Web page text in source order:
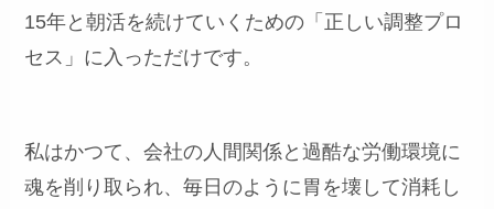
15年と朝活を続けていくための「正しい調整プロ
セス」に入っただけです。
私はかつて、会社の人間関係と過酷な労働環境に
魂を削り取られ、毎日のように胃を壊して消耗し